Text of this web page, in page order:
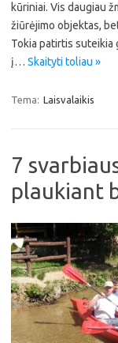
kūriniai. Vis daugiau
žiūrėjimo objektas,
Tokia patirtis suteikia
į… Skaityti toliau »
Tema: Laisvalaikis
7
plaukiant